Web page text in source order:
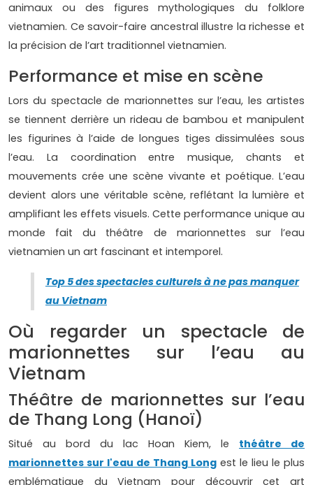
animaux ou des figures mythologiques du folklore
vietnamien. Ce savoir-faire ancestral illustre la richesse et
la précision de l’art traditionnel vietnamien.
Performance et mise en scène
Lors du spectacle de marionnettes sur l’eau, les artistes
se tiennent derrière un rideau de bambou et manipulent
les figurines à l’aide de longues tiges dissimulées sous
l’eau. La coordination entre musique, chants et
mouvements crée une scène vivante et poétique. L’eau
devient alors une véritable scène, reflétant la lumière et
amplifiant les effets visuels. Cette performance unique au
monde fait du théâtre de marionnettes sur l’eau
vietnamien un art fascinant et intemporel.
Top 5 des spectacles culturels à ne pas manquer
au Vietnam
Où regarder un spectacle de
marionnettes sur l’eau au
Vietnam
Théâtre de marionnettes sur l’eau
de Thang Long (Hanoï)
Situé au bord du lac Hoan Kiem, le théâtre de
marionnettes sur l'eau de Thang Long est le lieu le plus
emblématique du Vietnam pour découvrir cet art